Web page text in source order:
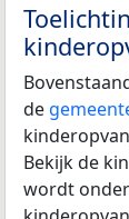
de
Bekijk de
wordt